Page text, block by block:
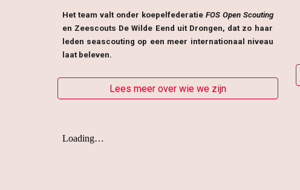
Het team valt onder koepelfederatie FOS Open Scouting
en Zeescouts De Wilde Eend uit Drongen, dat zo haar
leden seascouting op een meer internationaal niveau
laat beleven.
Lees meer over wie we zijn